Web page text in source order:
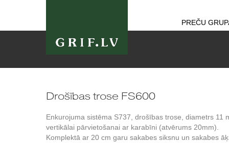
PREČU
Drošības trose FS600
Enkurojuma sistēma S737, drošības trose, diametrs 11
vertikālai pārvietošanai ar karabīni (atvērums 20mm).
Komplektā ar 20 cm garu sakabes siksnu un sakabes